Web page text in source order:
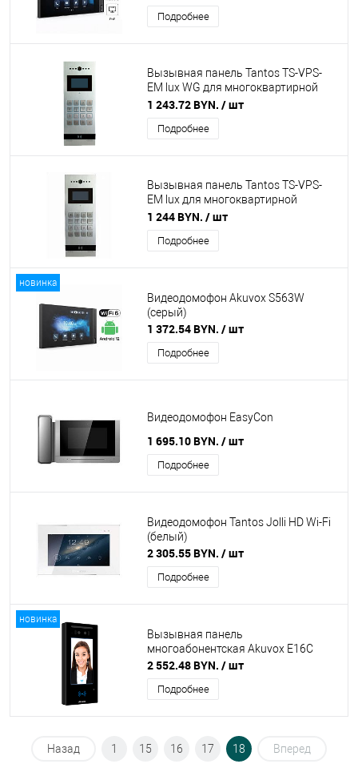
Подробнее
Вызывная панель Tantos TS-VPS-
EM lux WG для многоквартирной
системы
1 243.72 BYN. / шт
Подробнее
Вызывная панель Tantos TS-VPS-
EM lux для многоквартирной
системы
1 244 BYN. / шт
Подробнее
новинка
Видеодомофон Akuvox S563W
(серый)
1 372.54 BYN. / шт
Подробнее
Видеодомофон EasyCon
1 695.10 BYN. / шт
Подробнее
Видеодомофон Tantos Jolli HD Wi-Fi
(белый)
2 305.55 BYN. / шт
Подробнее
новинка
Вызывная панель
многоабонентская Akuvox E16C
2 552.48 BYN. / шт
Подробнее
Назад 1 15 16 17 18 Вперед